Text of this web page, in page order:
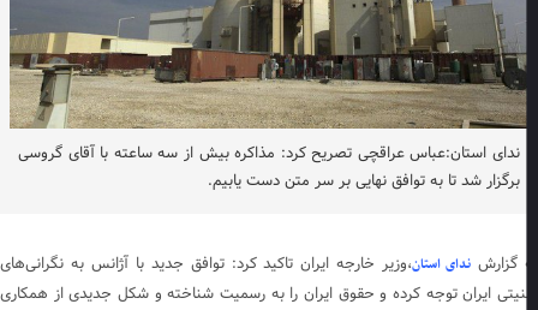
ندای استان:عباس عراقچی تصریح کرد: مذاکره بیش از سه ساعته با آقای گروسی
برگزار شد تا به توافق نهایی بر سر متن دست یابیم.
گزارشندای استان،وزیر خارجه ایران تاکید کرد: توافق جدید با آژانس به نگرانی‌های
ایران توجه کرده و حقوق ایران را به رسمیت شناخته و شکل جدیدی از همکاری